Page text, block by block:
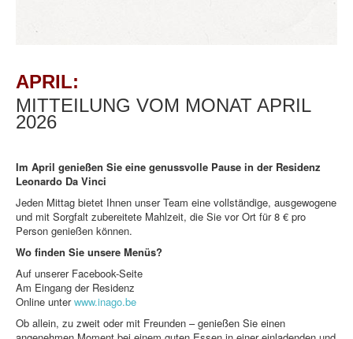
APRIL:
MITTEILUNG VOM MONAT APRIL
2026
Im April genießen Sie eine genussvolle Pause in der Residenz
Leonardo Da Vinci
Jeden Mittag bietet Ihnen unser Team eine vollständige, ausgewogene
und mit Sorgfalt zubereitete Mahlzeit, die Sie vor Ort für 8 € pro
Person genießen können.
Wo finden Sie unsere Menüs?
Auf unserer Facebook-Seite
Am Eingang der Residenz
Online unterwww.inago.be
Ob allein, zu zweit oder mit Freunden – genießen Sie einen